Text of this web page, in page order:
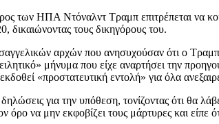
των ΗΠΑ Ντόναλντ Τραμπ επιτρέπεται να
δικαιώνοντας τους δικηγόρους του.
αρχών που ανησυχούσαν ότι ο
μήνυμα που είχε αναρτήσει την
«προστατευτική εντολή» για όλα
για την υπόθεση, τονίζοντας ότι θα
να μην εκφοβίζει τους μάρτυρες και είπε